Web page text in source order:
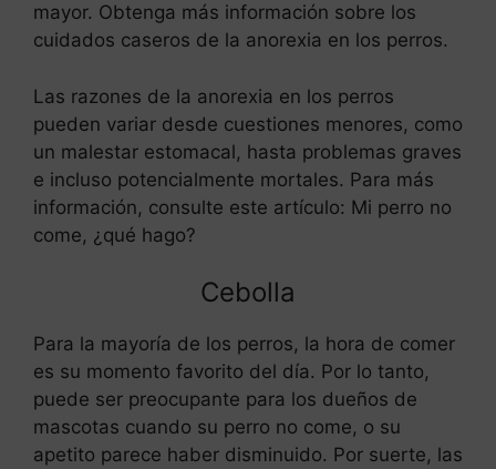
mayor. Obtenga más información sobre los
cuidados caseros de la anorexia en los perros.
Las razones de la anorexia en los perros
pueden variar desde cuestiones menores, como
un malestar estomacal, hasta problemas graves
e incluso potencialmente mortales. Para más
información, consulte este artículo: Mi perro no
come, ¿qué hago?
Cebolla
Para la mayoría de los perros, la hora de comer
es su momento favorito del día. Por lo tanto,
puede ser preocupante para los dueños de
mascotas cuando su perro no come, o su
apetito parece haber disminuido. Por suerte, las